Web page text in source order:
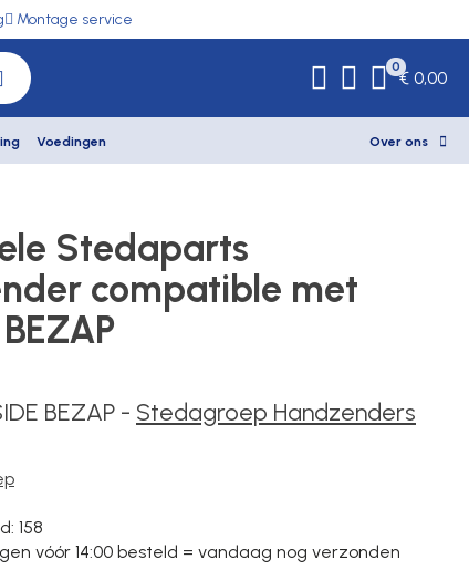
Montage service
0
€ 0,00
Voedingen Over ons
Stedaparts
compatible met
BEZAP - Stedagroep Handzenders
: 158
vóór 14:00 besteld = vandaag nog verzonden